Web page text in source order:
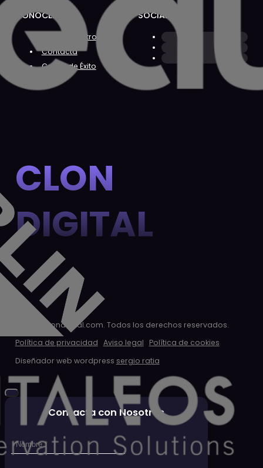
CONÓCENOS
Sobre Nosotros
Contacta
Casos de Éxito
SOCIAL
CLON
DIGITAL
© 2026 clondigital.com. Todos los derechos reservados.
Política de privacidad Aviso legal
Política de cookies
Diseñador web wordpress sergio ratia
Contacta con Nosotros